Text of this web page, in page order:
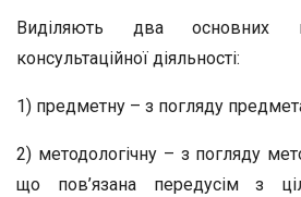
Виділяють два основних
консультаційної діяльності:
1) предметну – з погляду
2) методологічну – з погляду
що пов’язана передусім з